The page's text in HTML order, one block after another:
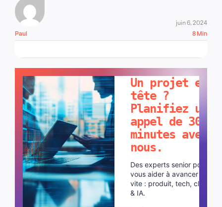
Paul
juin 6, 2024
8 Min
Un projet en
tête ?
Planifiez un
appel de 30
minutes avec
nous.
Des experts senior pour
vous aider à avancer plus
vite : produit, tech, cloud
& IA.